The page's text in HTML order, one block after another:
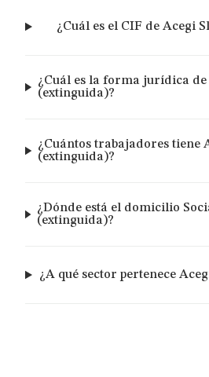
¿Cuál es el CIF de Acegi
¿Cuál es la forma jurídica de
(extinguida)?
¿Cuántos trabajadores tiene
(extinguida)?
¿Dónde está el domicilio
(extinguida)?
¿A qué sector pertenece